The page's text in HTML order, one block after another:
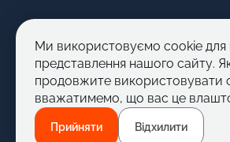
Стати автором
Запропонувати тему
Ми використовуємо cookie для
представлення нашого сайту.
продовжите використовувати
вважатимемо, що вас це
Прийняти Відхилити